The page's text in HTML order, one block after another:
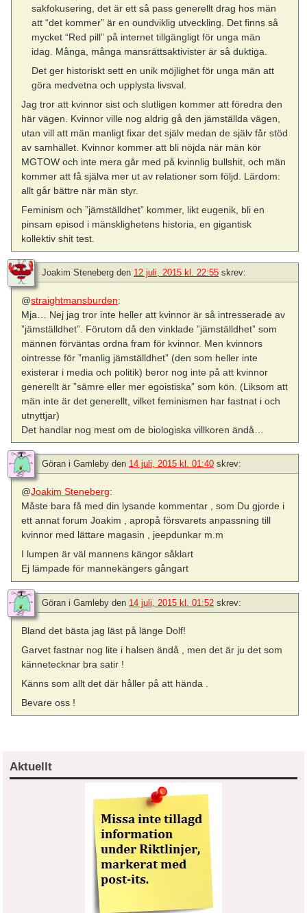
sakfokusering, det är ett så pass generellt drag hos män
att “det kommer” är en oundviklig utveckling. Det finns så
mycket “Red pill” på internet tillgängligt för unga män
idag. Många, många mansrättsaktivister är så duktiga.
Det ger historiskt sett en unik möjlighet för unga män att
göra medvetna och upplysta livsval.
Jag tror att kvinnor sist och slutligen kommer att föredra den
här vägen. Kvinnor ville nog aldrig gå den jämställda vägen,
utan vill att män manligt fixar det själv medan de själv får stöd
av samhället. Kvinnor kommer att bli nöjda när män kör
MGTOW och inte mera går med på kvinnlig bullshit, och män
kommer att få själva mer ut av relationer som följd. Lärdom:
allt går bättre när män styr.
Feminism och ”jämställdhet” kommer, likt eugenik, bli en
pinsam episod i mänsklighetens historia, en gigantisk
kollektiv shit test.
Joakim Steneberg den 12 juli, 2015 kl. 22:55 skrev:
@straightmansburden:
Mja… Nej jag tror inte heller att kvinnor är så intresserade av
”jämställdhet”. Förutom då den vinklade ”jämställdhet” som
männen förväntas ordna fram för kvinnor. Men kvinnors
ointresse för ”manlig jämställdhet” (den som heller inte
existerar i media och politik) beror nog inte på att kvinnor
generellt är ”sämre eller mer egoistiska” som kön. (Liksom att
män inte är det generellt, vilket feminismen har fastnat i och
utnyttjar)
Det handlar nog mest om de biologiska villkoren ändå…
Göran i Gamleby den 14 juli, 2015 kl. 01:40 skrev:
@Joakim Steneberg:
Måste bara få med din lysande kommentar , som Du gjorde i
ett annat forum Joakim , apropå försvarets anpassning till
kvinnor med lättare magasin , jeepdunkar m.m
I lumpen är väl mannens kängor såklart
Ej lämpade för mannekängers gångart
Göran i Gamleby den 14 juli, 2015 kl. 01:52 skrev:
Bland det bästa jag läst på länge Dolf!
Garvet fastnar nog lite i halsen ändå , men det är ju det som
kännetecknar bra satir !
Känns som allt det där håller på att hända .
Bevare oss !
Aktuellt